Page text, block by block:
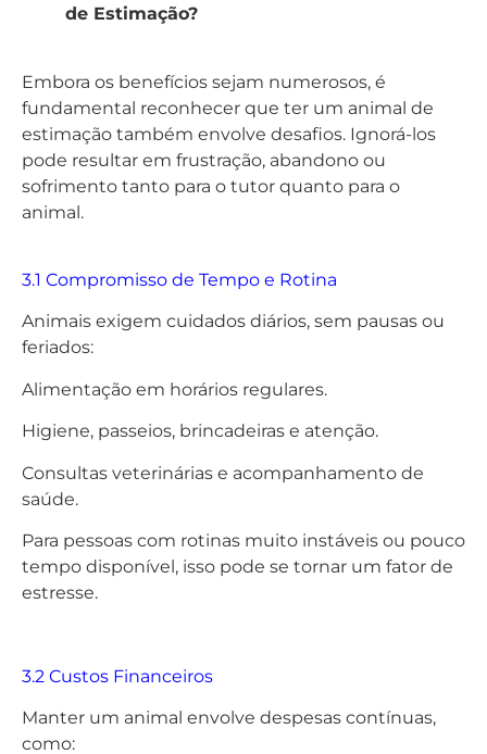
de Estimação?
Embora os benefícios sejam numerosos, é
fundamental reconhecer que ter um animal de
estimação também envolve desafios. Ignorá-los
pode resultar em frustração, abandono ou
sofrimento tanto para o tutor quanto para o
animal.
3.1 Compromisso de Tempo e Rotina
Animais exigem cuidados diários, sem pausas ou
feriados:
Alimentação em horários regulares.
Higiene, passeios, brincadeiras e atenção.
Consultas veterinárias e acompanhamento de
saúde.
Para pessoas com rotinas muito instáveis ou pouco
tempo disponível, isso pode se tornar um fator de
estresse.
3.2 Custos Financeiros
Manter um animal envolve despesas contínuas,
como: